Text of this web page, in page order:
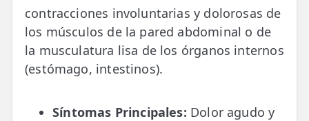
contracciones involuntarias y dolorosas de
los músculos de la pared abdominal o de
la musculatura lisa de los órganos internos
(estómago, intestinos).
Síntomas Principales: Dolor agudo y